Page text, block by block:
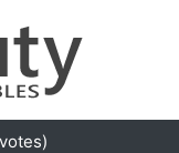
votes)